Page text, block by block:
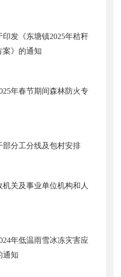
发《东塘镇2025年秸秆
案》的通知
年春节期间森林防火专
部分工分线及包村安排
关及事业单位机构和人
年低温雨雪冰冻灾害应
通知